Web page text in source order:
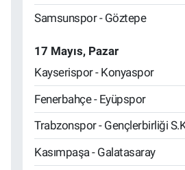
Samsunspor - Göztepe
17 Mayıs, Pazar
Kayserispor - Konyaspor
Fenerbahçe - Eyüpspor
Trabzonspor - Gençlerbirliği
Kasımpaşa - Galatasaray